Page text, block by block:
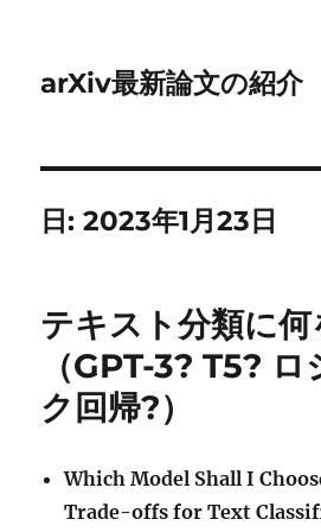
arXiv最新論文の紹介
日:2023年1月23日
テキスト分類に何
（GPT-3? T5?
ク回帰?）
Which Model Shall I
Trade-offs for Text